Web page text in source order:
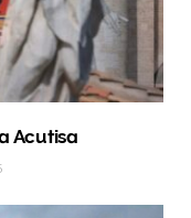
Acutisa